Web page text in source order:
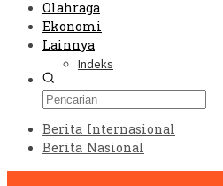
Olahraga
Ekonomi
Lainnya
Indeks
Berita Internasional
Berita Nasional